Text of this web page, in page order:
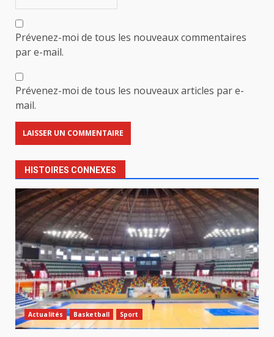
Prévenez-moi de tous les nouveaux commentaires
par e-mail.
Prévenez-moi de tous les nouveaux articles par e-
mail.
HISTOIRES CONNEXES
Actualités Basketball Sport